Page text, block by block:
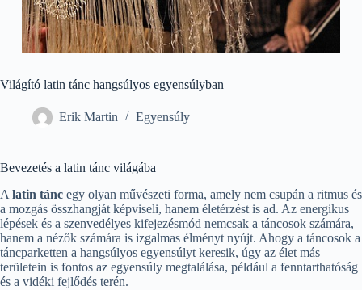
Világító latin tánc hangsúlyos egyensúlyban
Erik Martin Egyensúly
Bevezetés a latin tánc világába
A latin tánc egy olyan művészeti forma, amely nem csupán a ritmus és
a mozgás összhangját képviseli, hanem életérzést is ad. Az energikus
lépések és a szenvedélyes kifejezésmód nemcsak a táncosok számára,
hanem a nézők számára is izgalmas élményt nyújt. Ahogy a táncosok a
táncparketten a hangsúlyos egyensúlyt keresik, úgy az élet más
területein is fontos az egyensúly megtalálása, például a fenntarthatóság
és a vidéki fejlődés terén.